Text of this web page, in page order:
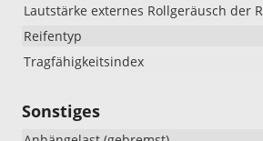
Lautstärke externes Rollgeräusch der
Reifentyp
Tragfähigkeitsindex
Sonstiges